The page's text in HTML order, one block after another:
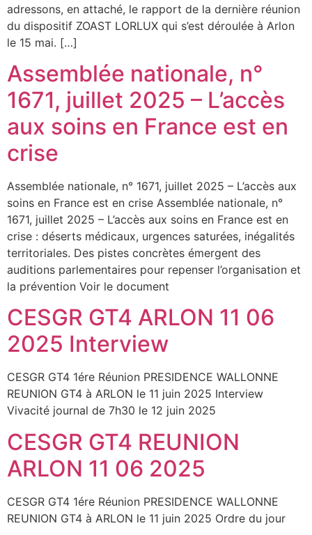
adressons, en attaché, le rapport de la dernière réunion
du dispositif ZOAST LORLUX qui s’est déroulée à Arlon
le 15 mai. […]
Assemblée nationale, n°
1671, juillet 2025 – L’accès
aux soins en France est en
crise
Assemblée nationale, n° 1671, juillet 2025 – L’accès aux
soins en France est en crise Assemblée nationale, n°
1671, juillet 2025 – L’accès aux soins en France est en
crise : déserts médicaux, urgences saturées, inégalités
territoriales. Des pistes concrètes émergent des
auditions parlementaires pour repenser l’organisation et
la prévention Voir le document
CESGR GT4 ARLON 11 06
2025 Interview
CESGR GT4 1ére Réunion PRESIDENCE WALLONNE
REUNION GT4 à ARLON le 11 juin 2025 Interview
Vivacité journal de 7h30 le 12 juin 2025
CESGR GT4 REUNION
ARLON 11 06 2025
CESGR GT4 1ére Réunion PRESIDENCE WALLONNE
REUNION GT4 à ARLON le 11 juin 2025 Ordre du jour